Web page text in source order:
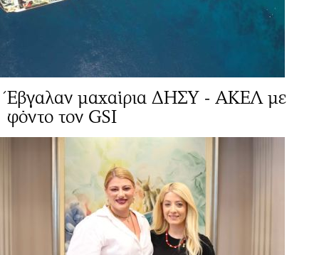
Έβγαλαν μαχαίρια ΔΗΣΥ - ΑΚΕΛ με
φόντο τον GSI